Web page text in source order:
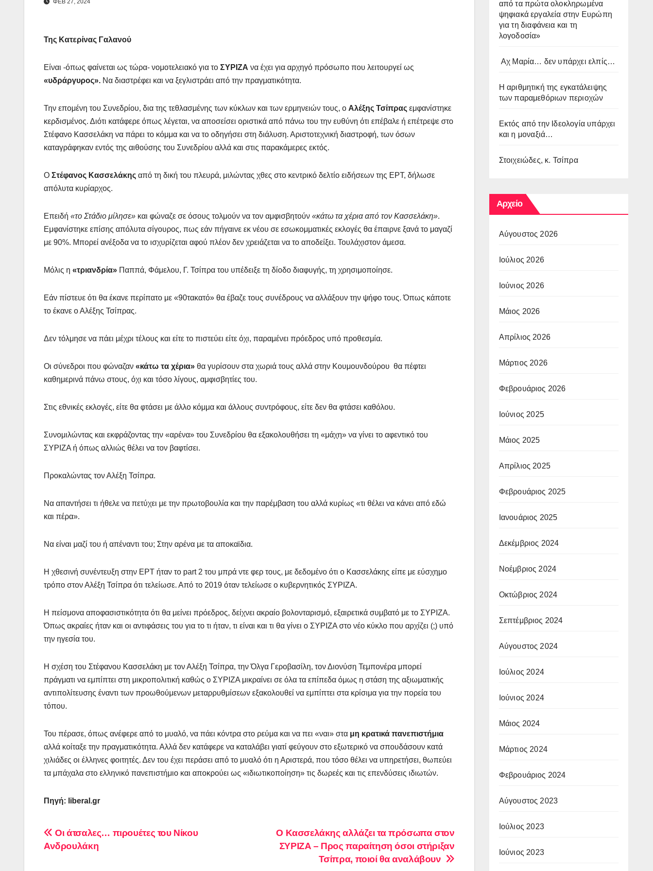
ΦΕΒ 27, 2024
Της Κατερίνας Γαλανού
Είναι -όπως φαίνεται ως τώρα- νομοτελειακό για το ΣΥΡΙΖΑ να έχει για αρχηγό πρόσωπο που λειτουργεί ως
«υδράργυρος». Να διαστρέφει και να ξεγλιστράει από την πραγματικότητα.
Την επομένη του Συνεδρίου, δια της τεθλασμένης των κύκλων και των ερμηνειών τους, ο Αλέξης Τσίπρας εμφανίστηκε
κερδισμένος. Διότι κατάφερε όπως λέγεται, να αποσείσει οριστικά από πάνω του την ευθύνη ότι επέβαλε ή επέτρεψε στο
Στέφανο Κασσελάκη να πάρει το κόμμα και να το οδηγήσει στη διάλυση. Αριστοτεχνική διαστροφή, των όσων
καταγράφηκαν εντός της αιθούσης του Συνεδρίου αλλά και στις παρακάμερες εκτός.
Ο Στέφανος Κασσελάκης από τη δική του πλευρά, μιλώντας χθες στο κεντρικό δελτίο ειδήσεων της ΕΡΤ, δήλωσε
απόλυτα κυρίαρχος.
Επειδή «το Στάδιο μίλησε» και φώναζε σε όσους τολμούν να τον αμφισβητούν «κάτω τα χέρια από τον Κασσελάκη».
Εμφανίστηκε επίσης απόλυτα σίγουρος, πως εάν πήγαινε εκ νέου σε εσωκομματικές εκλογές θα έπαιρνε ξανά το μαγαζί
με 90%. Μπορεί ανέξοδα να το ισχυρίζεται αφού πλέον δεν χρειάζεται να το αποδείξει. Τουλάχιστον άμεσα.
Μόλις η «τριανδρία» Παππά, Φάμελου, Γ. Τσίπρα του υπέδειξε τη δίοδο διαφυγής, τη χρησιμοποίησε.
Εάν πίστευε ότι θα έκανε περίπατο με «90τακατό» θα έβαζε τους συνέδρους να αλλάξουν την ψήφο τους. Όπως κάποτε
το έκανε ο Αλέξης Τσίπρας.
Δεν τόλμησε να πάει μέχρι τέλους και είτε το πιστεύει είτε όχι, παραμένει πρόεδρος υπό προθεσμία.
Οι σύνεδροι που φώναζαν «κάτω τα χέρια» θα γυρίσουν στα χωριά τους αλλά στην Κουμουνδούρου θα πέφτει
καθημερινά πάνω στους, όχι και τόσο λίγους, αμφισβητίες του.
Στις εθνικές εκλογές, είτε θα φτάσει με άλλο κόμμα και άλλους συντρόφους, είτε δεν θα φτάσει καθόλου.
Συνομιλώντας και εκφράζοντας την «αρένα» του Συνεδρίου θα εξακολουθήσει τη «μάχη» να γίνει το αφεντικό του
ΣΥΡΙΖΑ ή όπως αλλιώς θέλει να τον βαφτίσει.
Προκαλώντας τον Αλέξη Τσίπρα.
Να απαντήσει τι ήθελε να πετύχει με την πρωτοβουλία και την παρέμβαση του αλλά κυρίως «τι θέλει να κάνει από εδώ
και πέρα».
Να είναι μαζί του ή απέναντι του; Στην αρένα με τα αποκαϊδια.
Η χθεσινή συνέντευξη στην ΕΡΤ ήταν το part 2 του μπρά ντε φερ τους, με δεδομένο ότι ο Κασσελάκης είπε με εύσχημο
τρόπο στον Αλέξη Τσίπρα ότι τελείωσε. Από το 2019 όταν τελείωσε ο κυβερνητικός ΣΥΡΙΖΑ.
Η πείσμονα αποφασιστικότητα ότι θα μείνει πρόεδρος, δείχνει ακραίο βολονταρισμό, εξαιρετικά συμβατό με το ΣΥΡΙΖΑ.
Όπως ακραίες ήταν και οι αντιφάσεις του για το τι ήταν, τι είναι και τι θα γίνει ο ΣΥΡΙΖΑ στο νέο κύκλο που αρχίζει (;) υπό
την ηγεσία του.
Η σχέση του Στέφανου Κασσελάκη με τον Αλέξη Τσίπρα, την Όλγα Γεροβασίλη, τον Διονύση Τεμπονέρα μπορεί
πράγματι να εμπίπτει στη μικροπολιτική καθώς ο ΣΥΡΙΖΑ μικραίνει σε όλα τα επίπεδα όμως η στάση της αξιωματικής
αντιπολίτευσης έναντι των προωθούμενων μεταρρυθμίσεων εξακολουθεί να εμπίπτει στα κρίσιμα για την πορεία του
τόπου.
Του πέρασε, όπως ανέφερε από το μυαλό, να πάει κόντρα στο ρεύμα και να πει «ναι» στα μη κρατικά πανεπιστήμια
αλλά κοίταξε την πραγματικότητα. Αλλά δεν κατάφερε να καταλάβει γιατί φεύγουν στο εξωτερικό να σπουδάσουν κατά
χιλιάδες οι έλληνες φοιτητές. Δεν του έχει περάσει από το μυαλό ότι η Αριστερά, που τόσο θέλει να υπηρετήσει, θωπεύει
τα μπάχαλα στο ελληνικό πανεπιστήμιο και αποκρούει ως «ιδιωτικοποίηση» τις δωρεές και τις επενδύσεις ιδιωτών.
Πηγή: liberal.gr
Πλοήγηση
άρθρων
Ο Κασσελάκης αλλάζει τα πρόσωπα στον
ΣΥΡΙΖΑ – Προς παραίτηση όσοι στήριξαν
Τσίπρα, ποιοί θα αναλάβουν
Οι άτσαλες… πιρουέτες του Νίκου
Ανδρουλάκη
από τα πρώτα ολοκληρωμένα
ψηφιακά εργαλεία στην Ευρώπη
για τη διαφάνεια και τη
λογοδοσία»
Αχ Μαρία… δεν υπάρχει ελπίς…
Η αριθμητική της εγκατάλειψης
των παραμεθόριων περιοχών
Εκτός από την Ιδεολογία υπάρχει
και η μοναξιά…
Στοιχειώδες, κ. Τσίπρα
Αρχείο
Αύγουστος 2026
Ιούλιος 2026
Ιούνιος 2026
Μάιος 2026
Απρίλιος 2026
Μάρτιος 2026
Φεβρουάριος 2026
Ιούνιος 2025
Μάιος 2025
Απρίλιος 2025
Φεβρουάριος 2025
Ιανουάριος 2025
Δεκέμβριος 2024
Νοέμβριος 2024
Οκτώβριος 2024
Σεπτέμβριος 2024
Αύγουστος 2024
Ιούλιος 2024
Ιούνιος 2024
Μάιος 2024
Μάρτιος 2024
Φεβρουάριος 2024
Αύγουστος 2023
Ιούλιος 2023
Ιούνιος 2023